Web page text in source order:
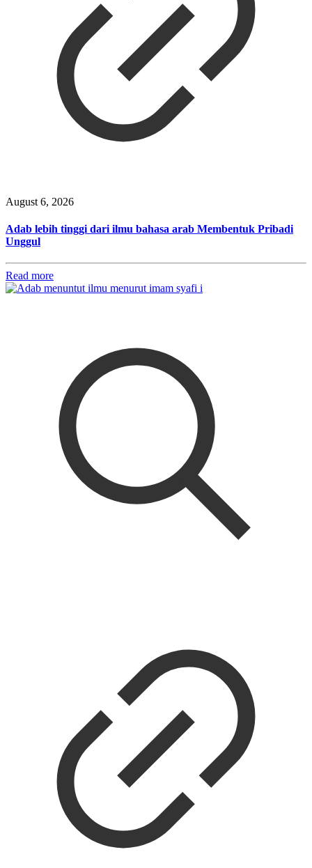
August 6, 2026
Adab lebih tinggi dari ilmu bahasa arab Membentuk Pribadi
Unggul
Read more